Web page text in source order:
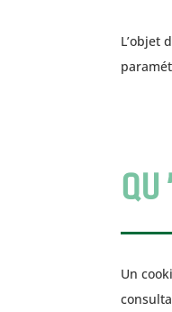
L’objet
Un